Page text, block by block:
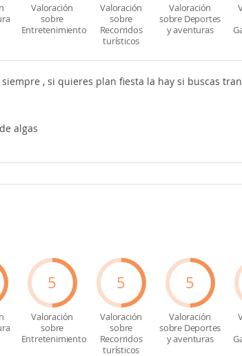
Valoración
sobre
Entretenimiento
Valoración
sobre
Recorridos
turísticos
Valoración
sobre Deportes
y aventuras
, si quieres plan fiesta la hay si buscas
algas
5
Valoración
sobre
Entretenimiento
5
Valoración
sobre
Recorridos
turísticos
5
Valoración
sobre Deportes
y aventuras